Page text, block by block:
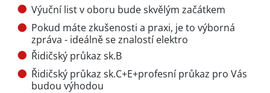
Výuční list v oboru bude skvělým začátkem
Pokud máte zkušenosti a praxi, je to výborná
zpráva - ideálně se znalostí elektro
Řidičský průkaz sk.B
Řidičský průkaz sk.C+E+profesní průkaz pro Vás
budou výhodou